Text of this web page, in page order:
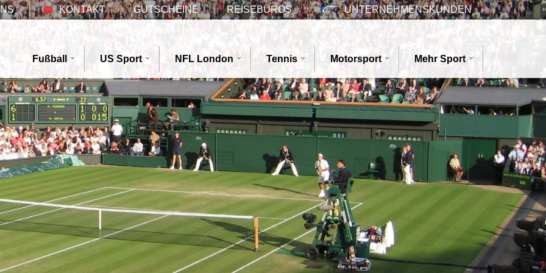
KONTAKT GUTSCHEINE REISEBÜROS UNTERNEHMENSKUNDEN
Fußball US Sport NFL London Tennis Motorsport Mehr Sport